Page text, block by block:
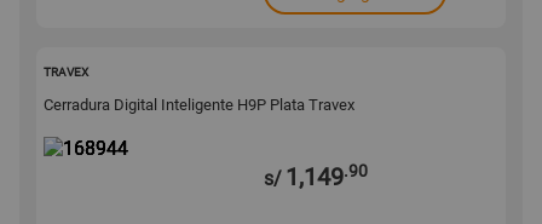
TRAVEX
Cerradura Digital Inteligente H9P Plata Travex
s/ 1,149.90